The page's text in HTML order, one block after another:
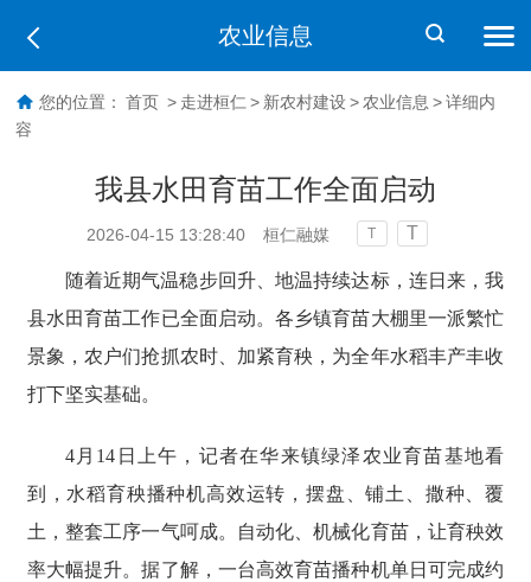
农业信息
您的位置： 首页 > 走进桓仁 > 新农村建设 > 农业信息 > 详细内
容
我县水田育苗工作全面启动
2026-04-15 13:28:40 桓仁融媒 T T
随着近期气温稳步回升、地温持续达标，连日来，我
县水田育苗工作已全面启动。各乡镇育苗大棚里一派繁忙
景象，农户们抢抓农时、加紧育秧，为全年水稻丰产丰收
打下坚实基础。
4月14日上午，记者在华来镇绿泽农业育苗基地看
到，水稻育秧播种机高效运转，摆盘、铺土、撒种、覆
土，整套工序一气呵成。自动化、机械化育苗，让育秧效
率大幅提升。据了解，一台高效育苗播种机单日可完成约